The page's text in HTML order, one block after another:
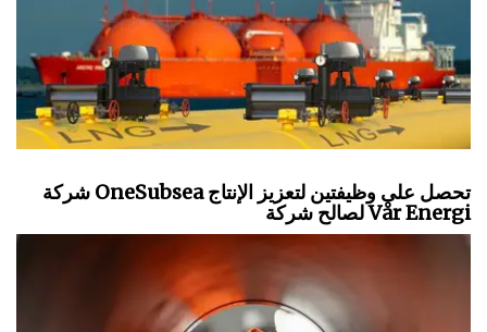
شركة OneSubsea تحصل على وظيفتين لتعزيز الإنتاج
لصالح شركة Vår Energi